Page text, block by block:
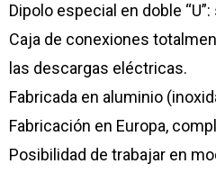
Dipolo especial en doble
Caja de conexiones
las descargas eléctricas.
Fabricada en aluminio
Fabricación en Europa,
Posibilidad de trabajar en